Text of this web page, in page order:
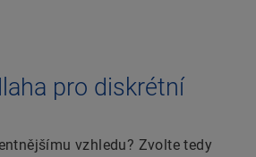
pro diskrétní
vzhledu? Zvolte tedy